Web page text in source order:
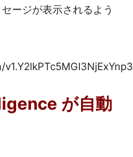
ージが表示されるよう
が自動